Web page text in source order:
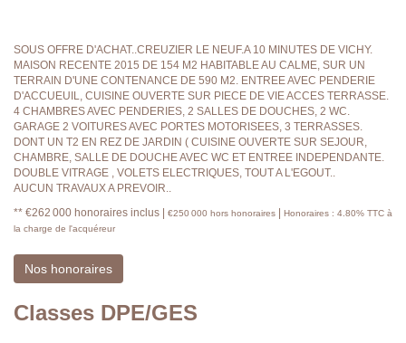
SOUS OFFRE D'ACHAT..CREUZIER LE NEUF.A 10 MINUTES DE VICHY.
MAISON RECENTE 2015 DE 154 M2 HABITABLE AU CALME, SUR UN
TERRAIN D'UNE CONTENANCE DE 590 M2. ENTREE AVEC PENDERIE
D'ACCUEUIL, CUISINE OUVERTE SUR PIECE DE VIE ACCES TERRASSE.
4 CHAMBRES AVEC PENDERIES, 2 SALLES DE DOUCHES, 2 WC.
GARAGE 2 VOITURES AVEC PORTES MOTORISEES, 3 TERRASSES.
DONT UN T2 EN REZ DE JARDIN ( CUISINE OUVERTE SUR SEJOUR,
CHAMBRE, SALLE DE DOUCHE AVEC WC ET ENTREE INDEPENDANTE.
DOUBLE VITRAGE , VOLETS ELECTRIQUES, TOUT A L'EGOUT..
AUCUN TRAVAUX A PREVOIR..
** €262 000 honoraires inclus €250 000 hors honoraires
Honoraires : 4.80% TTC à
la charge de l'acquéreur
Nos honoraires
Classes DPE/GES